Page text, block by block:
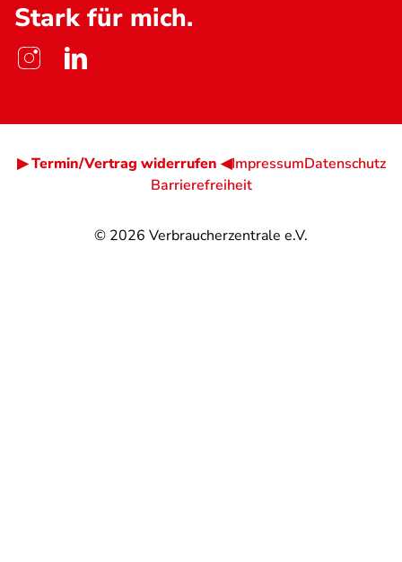
Stark für mich.
© 2026 Verbraucherzentrale e.V.
▶ Termin/Vertrag widerrufen ◀ImpressumDatenschutz
Barrierefreiheit